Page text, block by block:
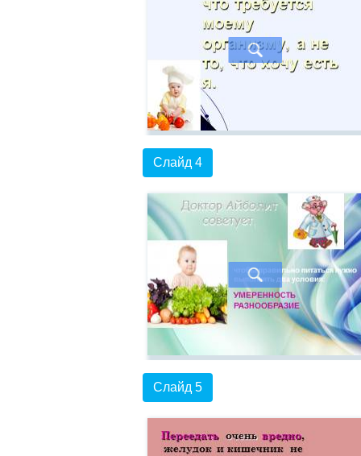
Слайд 4
Слайд 5